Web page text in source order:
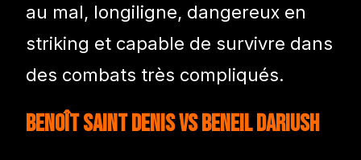
au mal, longiligne, dangereux en
striking et capable de survivre dans
des combats très compliqués.
Benoît Saint Denis vs Beneil Dariush